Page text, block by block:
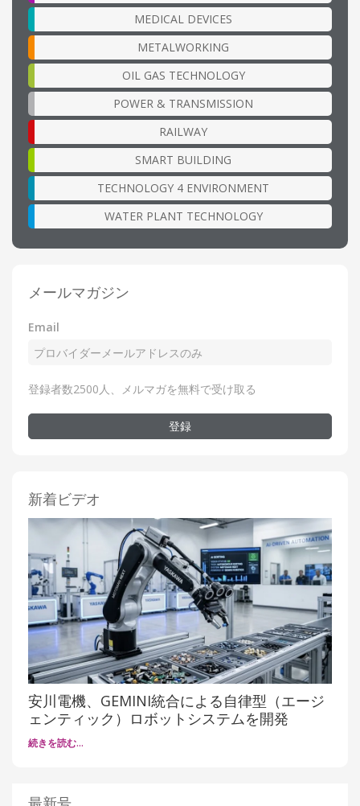
MEDICAL DEVICES
METALWORKING
OIL GAS TECHNOLOGY
POWER & TRANSMISSION
RAILWAY
SMART BUILDING
TECHNOLOGY 4 ENVIRONMENT
WATER PLANT TECHNOLOGY
メールマガジン
Email
登録者数2500人、メルマガを無料で受け取る
登録
新着ビデオ
安川電機、GEMINI統合による自律型（エージ
ェンティック）ロボットシステムを開発
続きを読む…